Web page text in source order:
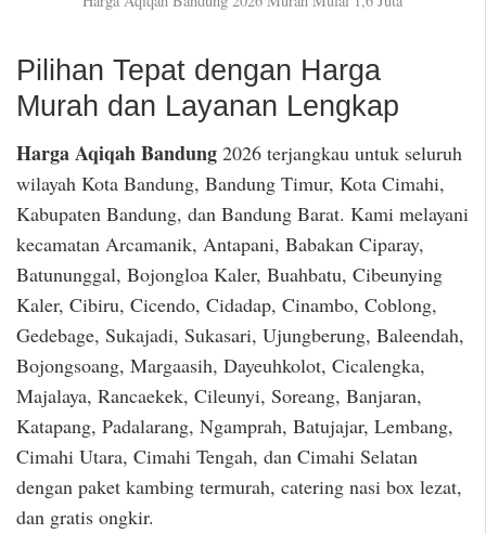
Pilihan Tepat dengan Harga
Murah dan Layanan Lengkap
Harga Aqiqah Bandung 2026 terjangkau untuk seluruh
wilayah Kota Bandung, Bandung Timur, Kota Cimahi,
Kabupaten Bandung, dan Bandung Barat. Kami melayani
kecamatan Arcamanik, Antapani, Babakan Ciparay,
Batununggal, Bojongloa Kaler, Buahbatu, Cibeunying
Kaler, Cibiru, Cicendo, Cidadap, Cinambo, Coblong,
Gedebage, Sukajadi, Sukasari, Ujungberung, Baleendah,
Bojongsoang, Margaasih, Dayeuhkolot, Cicalengka,
Majalaya, Rancaekek, Cileunyi, Soreang, Banjaran,
Katapang, Padalarang, Ngamprah, Batujajar, Lembang,
Cimahi Utara, Cimahi Tengah, dan Cimahi Selatan
dengan paket kambing termurah, catering nasi box lezat,
dan gratis ongkir.